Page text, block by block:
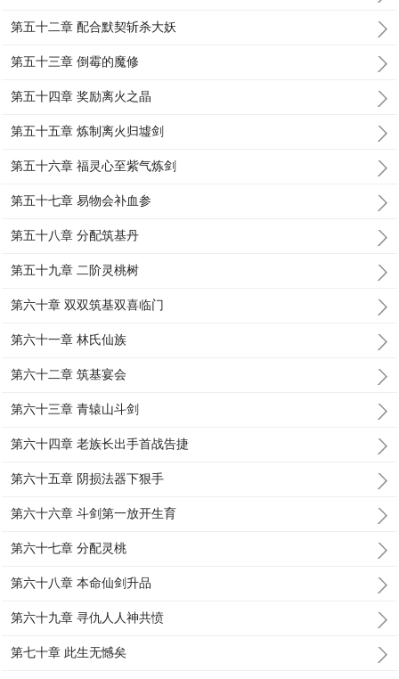
第五十二章 配合默契斩杀大妖
第五十三章 倒霉的魔修
第五十四章 奖励离火之晶
第五十五章 炼制离火归墟剑
第五十六章 福灵心至紫气炼剑
第五十七章 易物会补血参
第五十八章 分配筑基丹
第五十九章 二阶灵桃树
第六十章 双双筑基双喜临门
第六十一章 林氏仙族
第六十二章 筑基宴会
第六十三章 青辕山斗剑
第六十四章 老族长出手首战告捷
第六十五章 阴损法器下狠手
第六十六章 斗剑第一放开生育
第六十七章 分配灵桃
第六十八章 本命仙剑升品
第六十九章 寻仇人人神共愤
第七十章 此生无憾矣